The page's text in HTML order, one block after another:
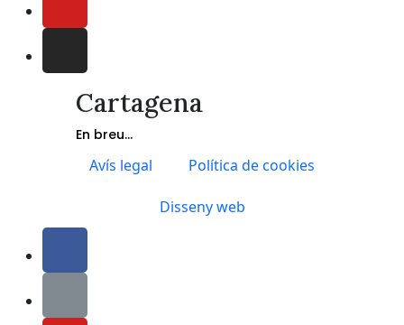
Cartagena
En breu...
Avís legal Política de cookies
Disseny web